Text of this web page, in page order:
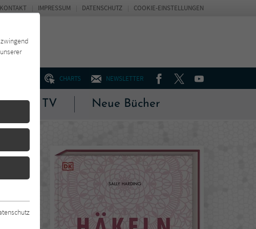
CHARTS NEWSLETTER FACEBOOKTWITTERYOUTUBE
Kino & TV Neue Bücher
KONTAKT IMPRESSUM DATENSCHUTZ COOKIE-EINSTELLUNGEN